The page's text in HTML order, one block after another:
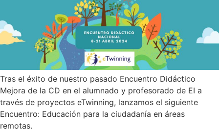
Tras el éxito de nuestro pasado Encuentro Didáctico
Mejora de la CD en el alumnado y profesorado de EI a
través de proyectos eTwinning, lanzamos el siguiente
Encuentro: Educación para la ciudadanía en áreas
remotas.